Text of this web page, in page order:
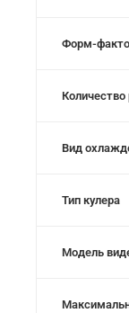
Форм-
Вид
Тип кулера
Модель